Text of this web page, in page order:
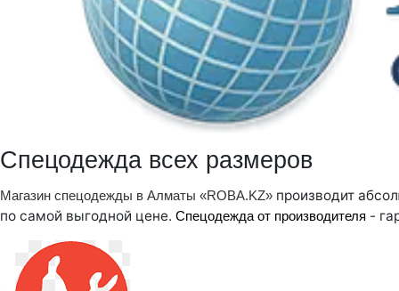
Спецодежда всех размеров
Магазин спецодежды в Алматы «ROBA.KZ» производит
по самой выгодной цене. Спецодежда от производителя -